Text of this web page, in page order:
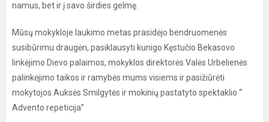
namus, bet ir į savo širdies gelmę.
Mūsų mokykloje laukimo metas prasidėjo bendruomenės
susibūrimu draugėn, pasiklausyti kunigo Kęstučio Bekasovo
linkėjimo Dievo palaimos, mokyklos direktorės Valės Urbelienės
palinkėjimo taikos ir ramybės mums visiems ir pasižiūrėti
mokytojos Auksės Smilgytės ir mokinių pastatyto spektaklio “
Advento repeticija”